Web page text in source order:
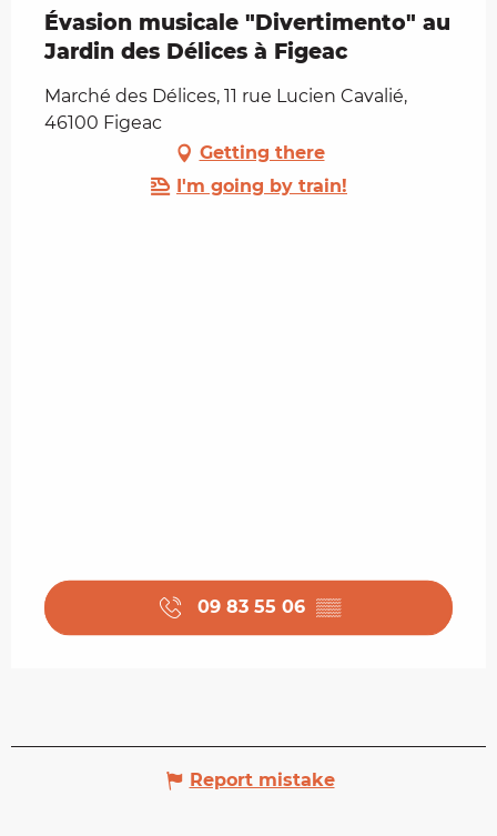
Évasion musicale "Divertimento" au
Jardin des Délices à Figeac
Marché des Délices, 11 rue Lucien Cavalié,
46100 Figeac
Getting there
I'm going by train!
09 83 55 06 ▒▒
Report mistake